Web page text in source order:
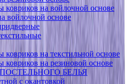
ковриков на войлочной основе
войлочной основе
ковриков на текстильной основе
ковриков на резиновой основе
БЕЛЬЯ
с окантовкой